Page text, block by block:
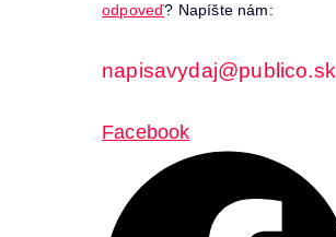
odpoveď? Napíšte nám:
napisavydaj@publico.sk
Facebook